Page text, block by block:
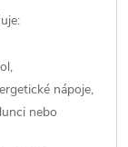
nápoje,
nebo